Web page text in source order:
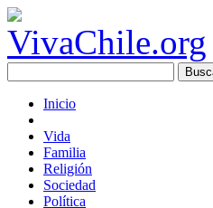
Inicio
Vida
Familia
Religión
Sociedad
Política